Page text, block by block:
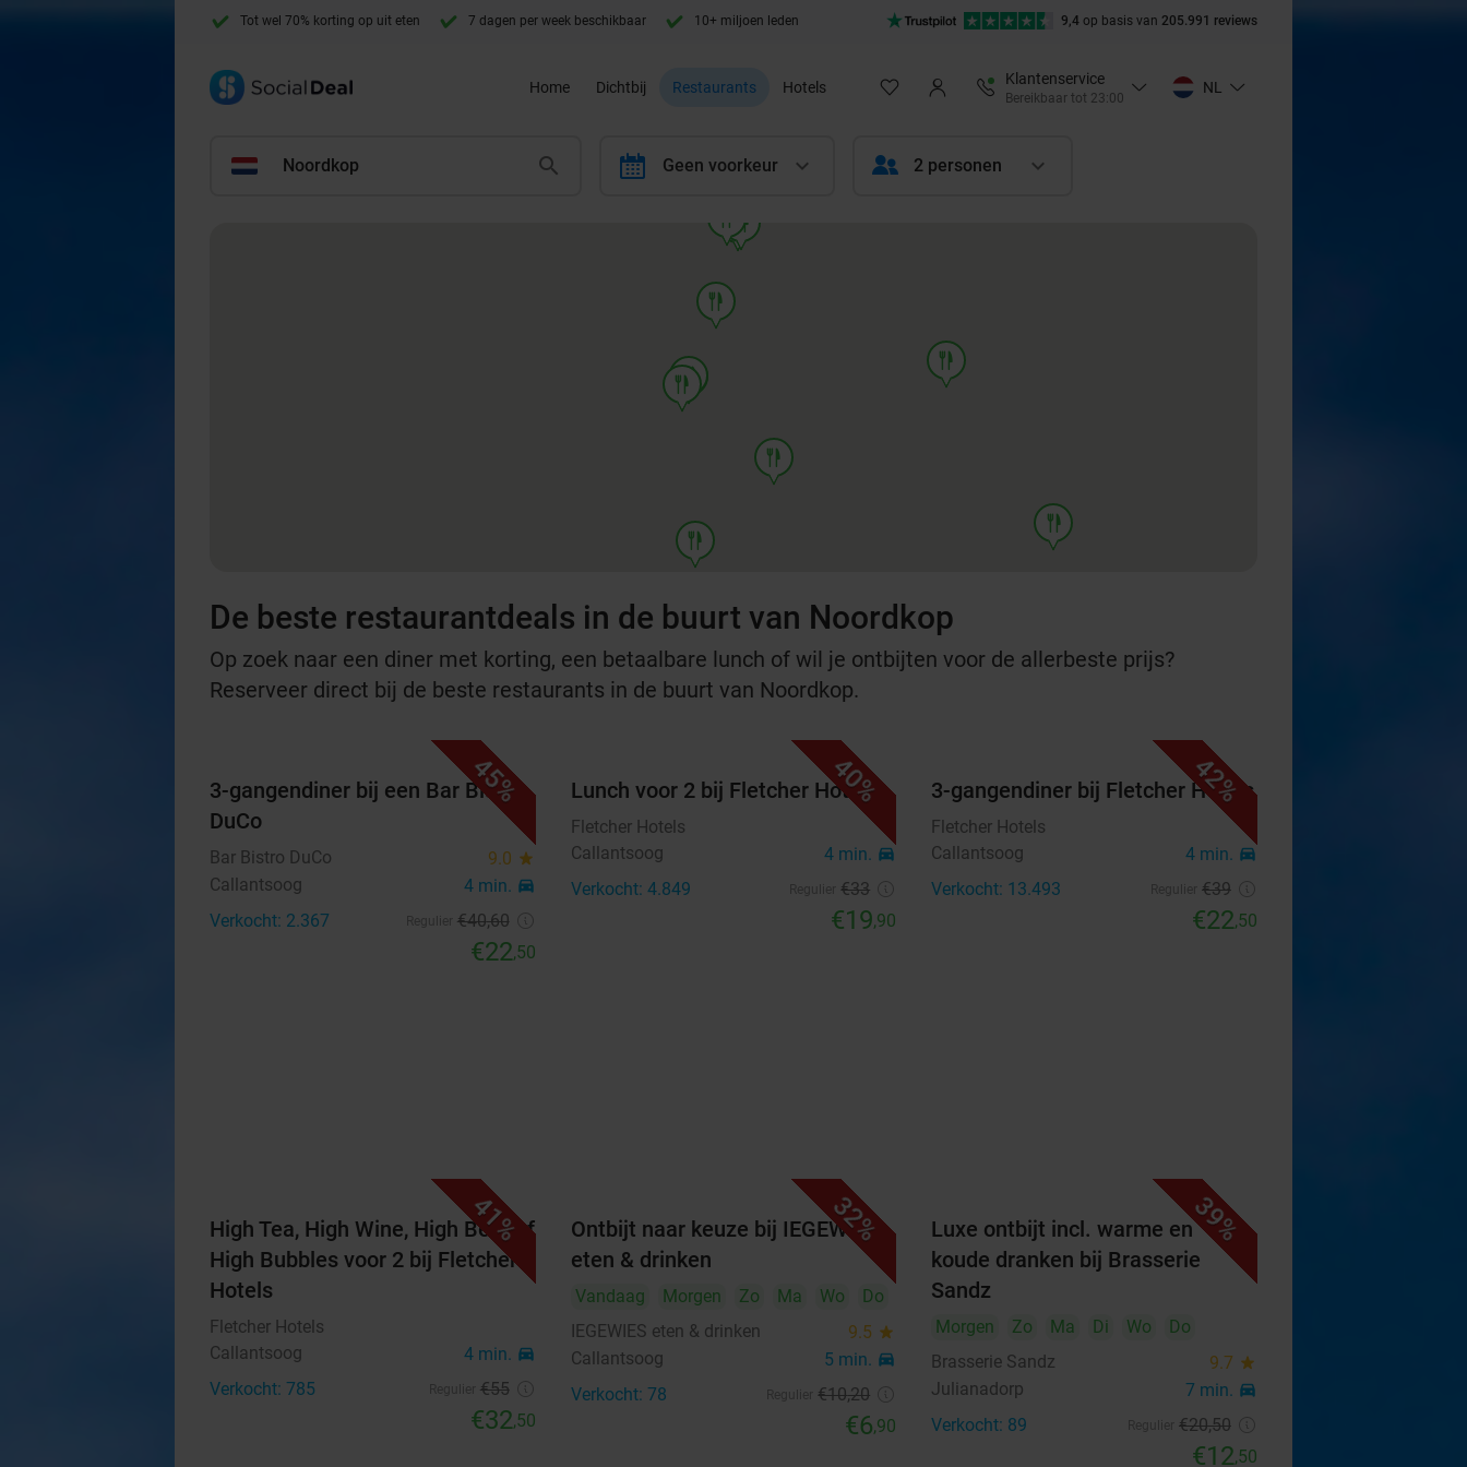
Tot wel 70% korting op uit eten 7 dagen per week beschikbaar 10+ miljoen leden 9,4 op basis van 205.991 reviews
Home Dichtbij Restaurants Hotels
Klantenservice
Bereikbaar tot 23:00
NL
Noordkop calendar Geen voorkeur 2 personen
food
food
food
food
food
food
food
food
food
food
food
De beste restaurantdeals in de buurt van Noordkop
Op zoek naar een diner met korting, een betaalbare lunch of wil je ontbijten voor de allerbeste prijs?
Reserveer direct bij de beste restaurants in de buurt van Noordkop.
45%
3-gangendiner bij een Bar Bistro
DuCo
Bar Bistro DuCo 9.0 star
Callantsoog 4 min. directions_car
Verkocht: 2.367 €40,60
€22,50
40%
Lunch voor 2 bij Fletcher Hotels
Fletcher Hotels
Callantsoog
4 min. directions_car
Verkocht: 4.849 €33
€19,90
42%
3-gangendiner bij Fletcher Hotels
Fletcher Hotels
Callantsoog
4 min. directions_car
Verkocht: 13.493 €39
€22,50
41%
High Tea, High Wine, High Beer of
High Bubbles voor 2 bij Fletcher
Hotels
Fletcher Hotels
Callantsoog
4 min. directions_car
Verkocht: 785 €55
€32,50
32%
Ontbijt naar keuze bij IEGEWIES
eten & drinken
Vandaag Morgen Zo Ma Wo
Do
IEGEWIES eten & drinken
9.5 star
Callantsoog 5 min. directions_car
Verkocht: 78 €10,20
€6,90
39%
Luxe ontbijt incl. warme en
koude dranken bij Brasserie
Sandz
Morgen Zo Ma Di Wo
Do
Brasserie Sandz
9.7 star
Julianadorp 7 min. directions_car
Verkocht: 89 €20,50
€12,50